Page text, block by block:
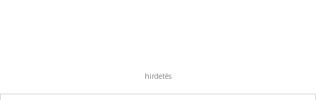
hirdetés